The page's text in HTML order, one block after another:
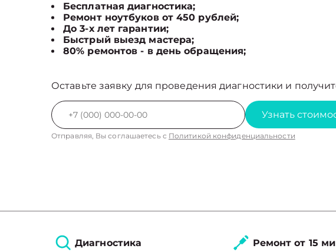
Бесплатная диагностика;
Ремонт ноутбуков от 450 рублей;
До 3-х лет гарантии;
Быстрый выезд мастера;
80% ремонтов - в день обращения;
Оставьте заявку для проведения диагностики и
Узнать
Отправляя, Вы соглашаетесь с Политикой конфиденциальности
Диагностика
Ремонт от 15